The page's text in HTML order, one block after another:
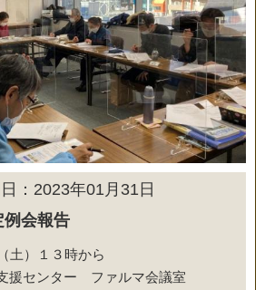
：2023年01月31日
例会報告
土）１３時から
援センター ファルマ会議室